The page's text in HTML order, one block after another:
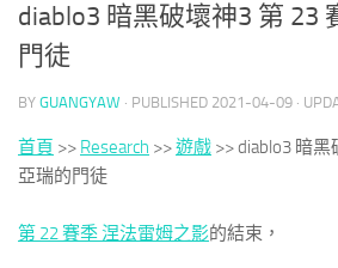
diablo3 暗黑破壞神3 第 23
門徒
BY GUANGYAW · PUBLISHED 2021-04-09 ·
首頁 >> Research >>遊戲 >>diablo3 暗黑
亞瑞的門徒
第 22 賽季 涅法雷姆之影的結束，